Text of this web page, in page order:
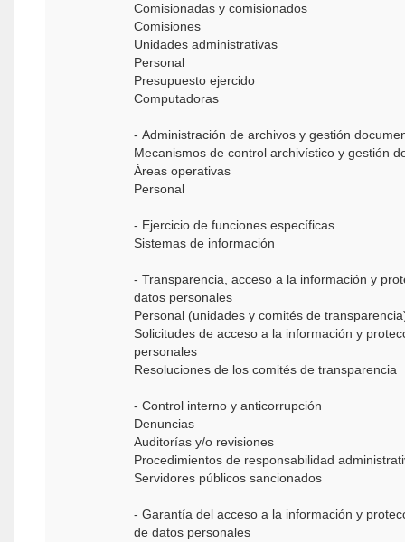
Comisionadas y comisionados
Comisiones
Unidades administrativas
Personal
Presupuesto ejercido
Computadoras
- Administración de archivos y gestión
Mecanismos de control archivístico y gestión
Áreas operativas
Personal
- Ejercicio de funciones específicas
Sistemas de información
- Transparencia, acceso a la información y
datos personales
Personal (unidades y comités de
Solicitudes de acceso a la información y
personales
Resoluciones de los comités de transparencia
- Control interno y anticorrupción
Denuncias
Auditorías y/o revisiones
Procedimientos de responsabilidad
Servidores públicos sancionados
- Garantía del acceso a la información y
de datos personales